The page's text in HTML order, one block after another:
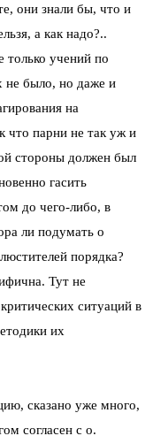
они знали бы, что и
а как надо?..
только учений по
не было, но даже и
на
что парни не так уж и
стороны должен был
гасить
до чего-либо, в
ли подумать о
порядка?
Тут не
ситуаций в
их
сказано уже много,
согласен с о.